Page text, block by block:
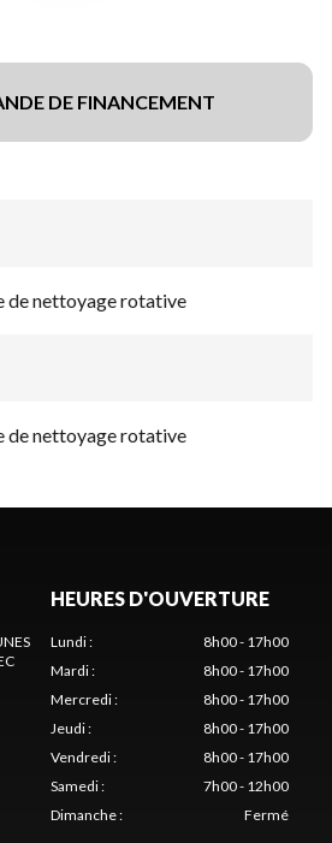
DE FINANCEMENT
de nettoyage rotative
de nettoyage rotative
HEURES D'OUVERTURE
Lundi:
8h00 - 17h00
Mardi:
8h00 - 17h00
Mercredi:
8h00 - 17h00
Jeudi:
8h00 - 17h00
Vendredi:
8h00 - 17h00
Samedi:
7h00 - 12h00
Dimanche: Fermé